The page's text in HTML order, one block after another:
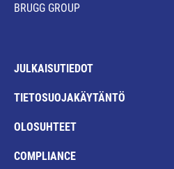
BRUGG GROUP
JULKAISUTIEDOT
TIETOSUOJAKÄYTÄNTÖ
OLOSUHTEET
COMPLIANCE